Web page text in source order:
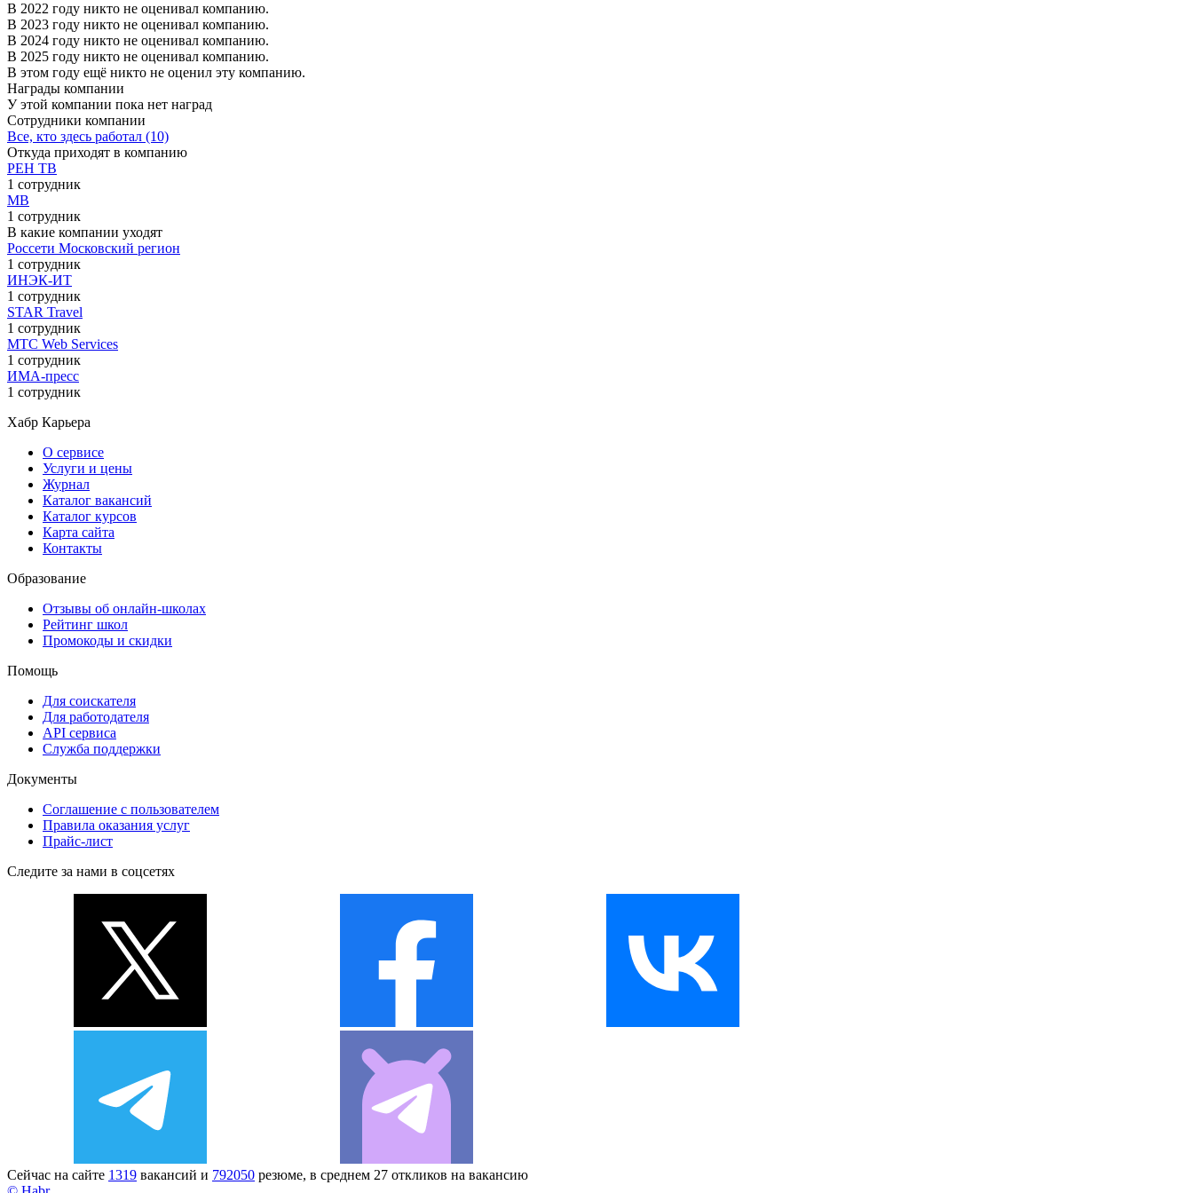
В 2022 году никто не оценивал компанию.
В 2023 году никто не оценивал компанию.
В 2024 году никто не оценивал компанию.
В 2025 году никто не оценивал компанию.
В этом году ещё никто не оценил эту компанию.
Награды компании
У этой компании пока нет наград
Сотрудники компании
Все, кто здесь работал (10)
Откуда приходят в компанию
РЕН ТВ
1 сотрудник
МВ
1 сотрудник
В какие компании уходят
Россети Московский регион
1 сотрудник
ИНЭК-ИТ
1 сотрудник
STAR Travel
1 сотрудник
МТС Web Services
1 сотрудник
ИМА-пресс
1 сотрудник
Хабр Карьера
О сервисе
Услуги и цены
Журнал
Каталог вакансий
Каталог курсов
Карта сайта
Контакты
Образование
Отзывы об онлайн-школах
Рейтинг школ
Промокоды и скидки
Помощь
Для соискателя
Для работодателя
API сервиса
Служба поддержки
Документы
Соглашение с пользователем
Правила оказания услуг
Прайс-лист
Следите за нами в соцсетях
Сейчас на сайте 1319 вакансий и 792050 резюме, в среднем 27 откликов на вакансию